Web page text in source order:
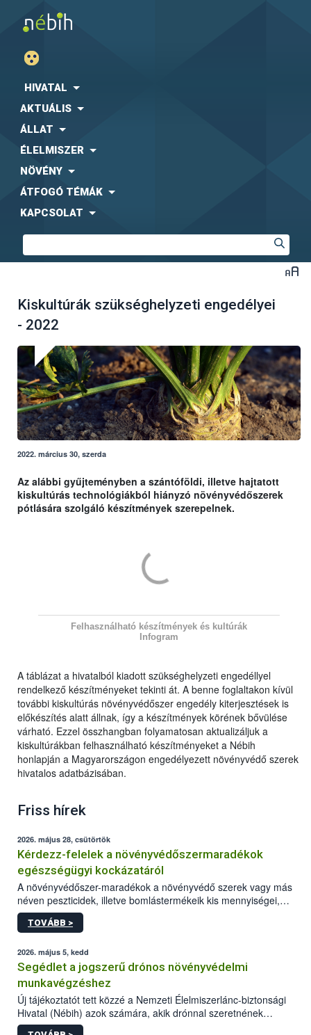
HIVATAL
AKTUÁLIS
ÁLLAT
ÉLELMISZER
NÖVÉNY
ÁTFOGÓ TÉMÁK
KAPCSOLAT
Kiskultúrák szükséghelyzeti engedélyei
- 2022
2022. március 30, szerda
Az alábbi gyűjteményben a szántóföldi, illetve hajtatott
kiskultúrás technológiákból hiányzó növényvédőszerek
pótlására szolgáló készítmények szerepelnek.
Felhasználható készítmények és kultúrák
Infogram
A táblázat a hivatalból kiadott szükséghelyzeti engedéllyel
rendelkező készítményeket tekinti át. A benne foglaltakon kívül
további kiskultúrás növényvédőszer engedély kiterjesztések is
előkészítés alatt állnak, így a készítmények körének bővülése
várható. Ezzel összhangban folyamatosan aktualizáljuk a
kiskultúrákban felhasználható készítményeket a Nébih
honlapján a Magyarországon engedélyezett növényvédő szerek
hivatalos adatbázisában.
Friss hírek
2026. május 28, csütörtök
Kérdezz-felelek a növényvédőszermaradékok
egészségügyi kockázatáról
A növényvédőszer-maradékok a növényvédő szerek vagy más
néven peszticidek, illetve bomlástermékeik kis mennyiségei,
melyek a terményekben vagy azok felületén a betakarítást,
szüretelést, illetve tárolást követően is megmaradhatnak. Az
mennyiségének esetenként a kezelt terményeken is jelen kell
lennie. Nem minden élelmiszer tartalmaz szermaradékot.
Azokban az élelmiszerekben is, melyekben kimutathatóak,
általában csak nagyon kis mennyiségben vannak jelen, így nem
jelenthetnek kockázatot a fogyasztó egészségére nézve.
TOVÁBB >
2026. május 5, kedd
Segédlet a jogszerű drónos növényvédelmi
munkavégzéshez
Új tájékoztatót tett közzé a Nemzeti Élelmiszerlánc-biztonsági
Hivatal (Nébih) azok számára, akik drónnal szeretnének
növényvédelmi vagy tápanyag-gazdálkodási tevékenységet